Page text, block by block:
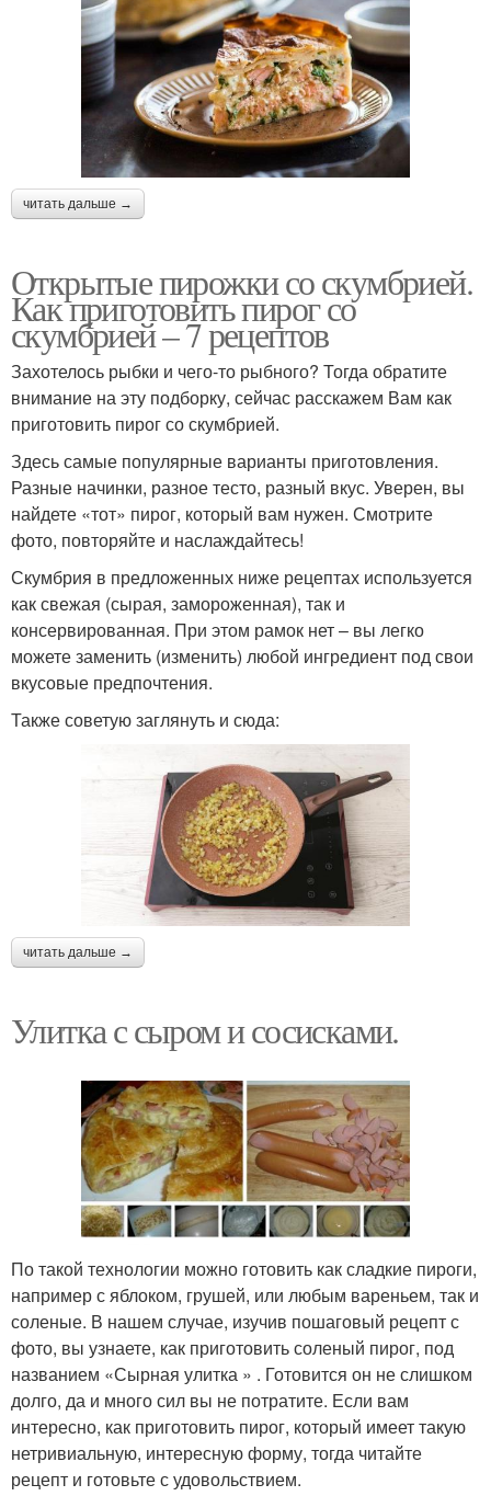
читать дальше →
Открытые пирожки со скумбрией.
Как приготовить пирог со
скумбрией – 7 рецептов
Захотелось рыбки и чего-то рыбного? Тогда обратите
внимание на эту подборку, сейчас расскажем Вам как
приготовить пирог со скумбрией.
Здесь самые популярные варианты приготовления.
Разные начинки, разное тесто, разный вкус. Уверен, вы
найдете «тот» пирог, который вам нужен. Смотрите
фото, повторяйте и наслаждайтесь!
Скумбрия в предложенных ниже рецептах используется
как свежая (сырая, замороженная), так и
консервированная. При этом рамок нет – вы легко
можете заменить (изменить) любой ингредиент под свои
вкусовые предпочтения.
Также советую заглянуть и сюда:
читать дальше →
Улитка с сыром и сосисками.
По такой технологии можно готовить как сладкие пироги,
например с яблоком, грушей, или любым вареньем, так и
соленые. В нашем случае, изучив пошаговый рецепт с
фото, вы узнаете, как приготовить соленый пирог, под
названием «Сырная улитка » . Готовится он не слишком
долго, да и много сил вы не потратите. Если вам
интересно, как приготовить пирог, который имеет такую
нетривиальную, интересную форму, тогда читайте
рецепт и готовьте с удовольствием.